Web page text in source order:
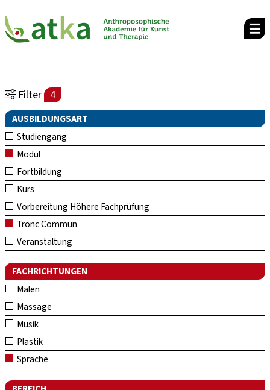
Filter 4
AUSBILDUNGSART
Studiengang
Modul
Fortbildung
Kurs
Vorbereitung Höhere Fachprüfung
Tronc Commun
Veranstaltung
FACHRICHTUNGEN
Malen
Massage
Musik
Plastik
Sprache